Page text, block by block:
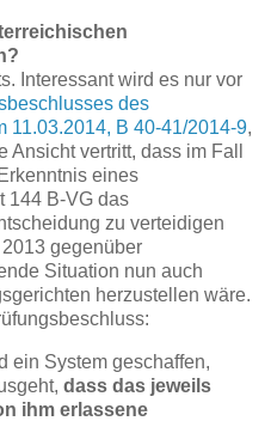
Interessant wird es nur vor
des
11.03.2014, B 40-41/2014-9,
vertritt, dass im Fall
eines
144 B-VG das
zu verteidigen
gegenüber
Situation nun auch
herzustellen wäre.
ein System geschaffen,
dass das jeweils
ihm erlassene